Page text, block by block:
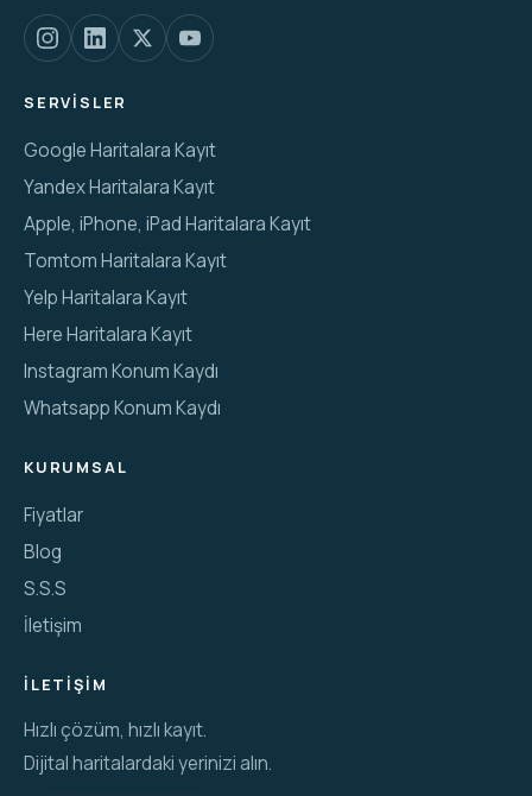
SERVISLER
Google Haritalara Kayıt
Yandex Haritalara Kayıt
Apple, iPhone, iPad Haritalara Kayıt
Tomtom Haritalara Kayıt
Yelp Haritalara Kayıt
Here Haritalara Kayıt
Instagram Konum Kaydı
Whatsapp Konum Kaydı
KURUMSAL
Fiyatlar
Blog
S.S.S
İletişim
İLETIŞIM
Hızlı çözüm, hızlı kayıt.
Dijital haritalardaki yerinizi alın.